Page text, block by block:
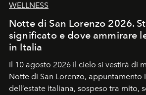
WELLNESS
Notte di San Lorenzo 2026.
significato e dove ammirare
in Italia
Il 10 agosto 2026 il cielo si vestirà di
Notte di San Lorenzo, appuntamento
dell’estate italiana, sospeso tra mito,